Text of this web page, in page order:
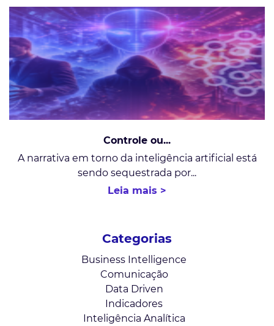
Controle ou...
A narrativa em torno da inteligência artificial está
sendo sequestrada por...
Leia mais >
Categorias
Business Intelligence
Comunicação
Data Driven
Indicadores
Inteligência Analítica